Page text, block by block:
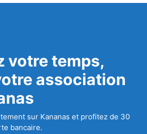
votre temps,
association
sur Kananas et profitez de 30
bancaire.